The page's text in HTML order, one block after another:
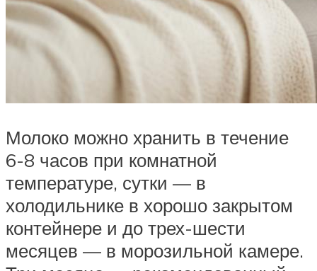
Молоко можно хранить в течение
6-8 часов при комнатной
температуре, сутки — в
холодильнике в хорошо закрытом
контейнере и до трех-шести
месяцев — в морозильной камере.